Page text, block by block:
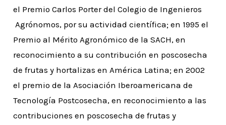
el Premio Carlos Porter del Colegio de Ingenieros
Agrónomos, por su actividad científica; en 1995 el
Premio al Mérito Agronómico de la SACH, en
reconocimiento a su contribución en poscosecha
de frutas y hortalizas en América Latina; en 2002
el premio de la Asociación Iberoamericana de
Tecnología Postcosecha, en reconocimiento a las
contribuciones en poscosecha de frutas y